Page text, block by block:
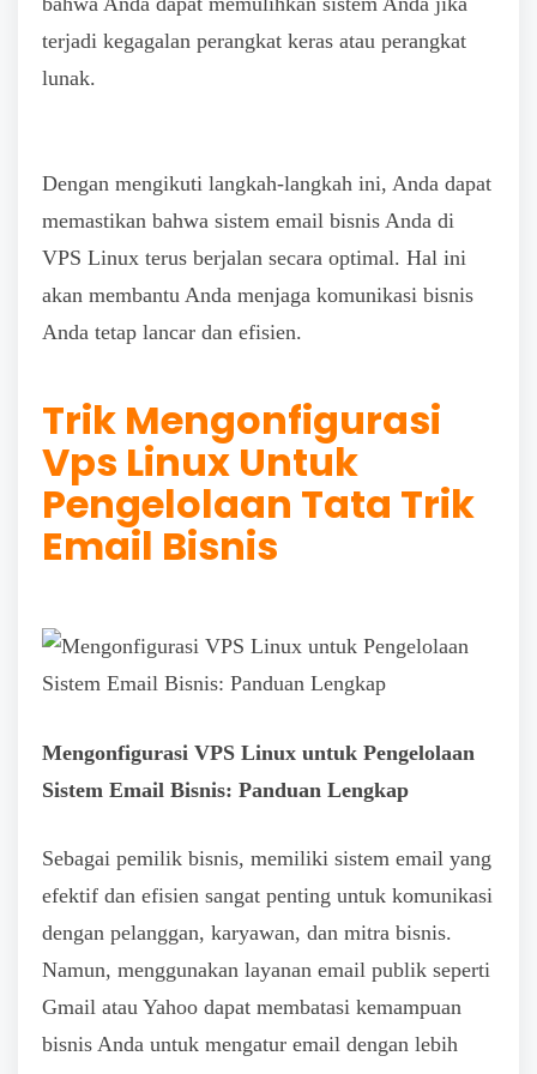
terjadi kegagalan perangkat keras atau perangkat
lunak.
Dengan mengikuti langkah-langkah ini, Anda dapat
memastikan bahwa sistem email bisnis Anda di
VPS Linux terus berjalan secara optimal. Hal ini
akan membantu Anda menjaga komunikasi bisnis
Anda tetap lancar dan efisien.
Trik Mengonfigurasi
Vps Linux Untuk
Pengelolaan Tata Trik
Email Bisnis
Mengonfigurasi VPS Linux untuk Pengelolaan
Sistem Email Bisnis: Panduan Lengkap
Sebagai pemilik bisnis, memiliki sistem email yang
efektif dan efisien sangat penting untuk komunikasi
dengan pelanggan, karyawan, dan mitra bisnis.
Namun, menggunakan layanan email publik seperti
Gmail atau Yahoo dapat membatasi kemampuan
bisnis Anda untuk mengatur email dengan lebih